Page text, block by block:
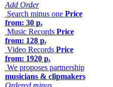
Add Order
Search minus one Price
from: 30 р.
Music Records Price
from: 128 р.
Video Records Price
from: 1920 р.
We proposes partnership
musicians & clipmakers
Ordered minus